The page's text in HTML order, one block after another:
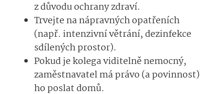
z důvodu ochrany zdraví.
Trvejte na nápravných opatřeních
(např. intenzivní větrání, dezinfekce
sdílených prostor).
Pokud je kolega viditelně nemocný,
zaměstnavatel má právo (a povinnost)
ho poslat domů.